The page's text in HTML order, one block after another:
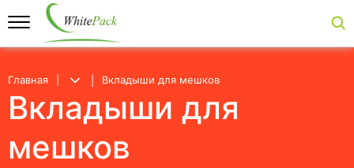
Главная Вкладыши для мешков
Вкладыши для
мешков